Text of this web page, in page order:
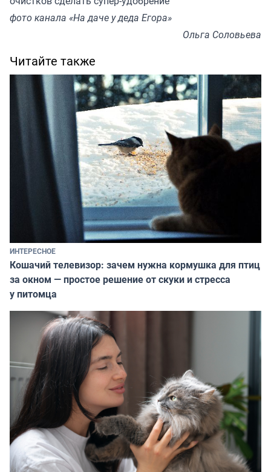
фото канала «На даче у деда Егора»
Ольга Соловьева
Читайте также
ИНТЕРЕСНОЕ
Кошачий телевизор: зачем нужна кормушка для птиц
за окном — простое решение от скуки и стресса
у питомца